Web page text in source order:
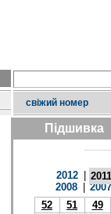
свіжий номер
Підшивка
2012 2011
2008
2007
52
51 49